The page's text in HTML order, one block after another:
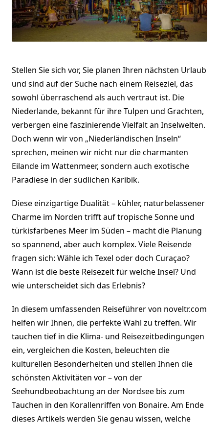
Stellen Sie sich vor, Sie planen Ihren nächsten Urlaub
und sind auf der Suche nach einem Reiseziel, das
sowohl überraschend als auch vertraut ist. Die
Niederlande, bekannt für ihre Tulpen und Grachten,
verbergen eine faszinierende Vielfalt an Inselwelten.
Doch wenn wir von „Niederländischen Inseln“
sprechen, meinen wir nicht nur die charmanten
Eilande im Wattenmeer, sondern auch exotische
Paradiese in der südlichen Karibik.
Diese einzigartige Dualität – kühler, naturbelassener
Charme im Norden trifft auf tropische Sonne und
türkisfarbenes Meer im Süden – macht die Planung
so spannend, aber auch komplex. Viele Reisende
fragen sich: Wähle ich Texel oder doch Curaçao?
Wann ist die beste Reisezeit für welche Insel? Und
wie unterscheidet sich das Erlebnis?
In diesem umfassenden Reiseführer von noveltr.com
helfen wir Ihnen, die perfekte Wahl zu treffen. Wir
tauchen tief in die Klima- und Reisezeitbedingungen
ein, vergleichen die Kosten, beleuchten die
kulturellen Besonderheiten und stellen Ihnen die
schönsten Aktivitäten vor – von der
Seehundbeobachtung an der Nordsee bis zum
Tauchen in den Korallenriffen von Bonaire. Am Ende
dieses Artikels werden Sie genau wissen, welche